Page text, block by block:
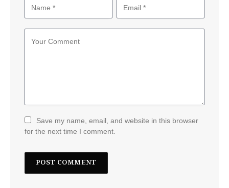
Save my name, email, and website in this browser
for the next time I comment.